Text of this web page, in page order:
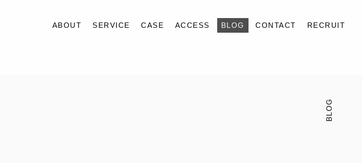
ABOUT SERVICE CASE ACCESS BLOG CONTACT RECRUIT
BLOG